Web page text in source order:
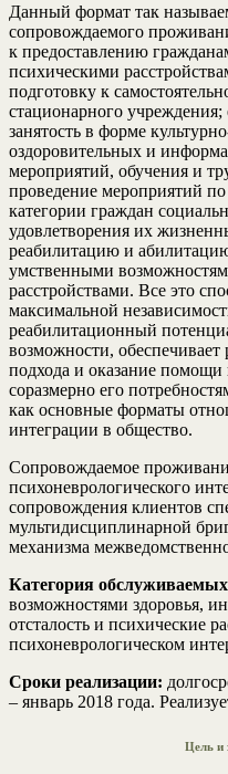
Данный формат так
сопровождаемого
к предоставлению
психическими
подготовку к
стационарного
занятость в форме
оздоровительных и
мероприятий, обучения и
проведение мероприятий
категории граждан
удовлетворения их
реабилитацию и
умственными
расстройствами. Все это
максимальной
реабилитационный
возможности,
подхода и оказание
соразмерно его
как основные форматы
интеграции в общество.
Сопровождаемое
психоневрологического
сопровождения клиентов
мультидисциплинарной
механизма
Категория
возможностями здоровья,
отсталость и психические
психоневрологическом
Сроки реализации:
– январь 2018 года.
Цель и